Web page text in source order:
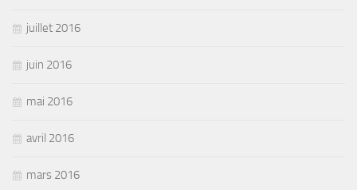
juillet 2016
juin 2016
mai 2016
avril 2016
mars 2016